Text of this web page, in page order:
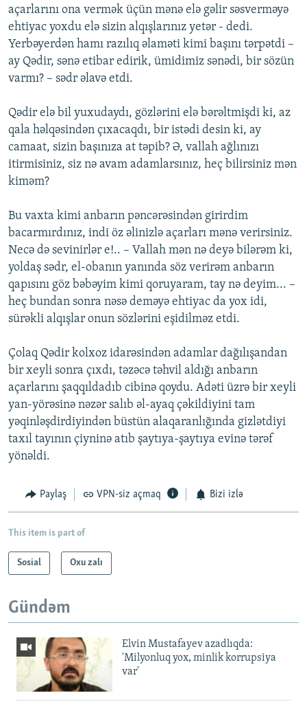
açarlarını ona vermək üçün mənə elə gəlir səsverməyə
ehtiyac yoxdu elə sizin alqışlarınız yetər - dedi.
Yerbəyerdən hamı razılıq əlaməti kimi başını tərpətdi –
ay Qədir, sənə etibar edirik, ümidimiz sənədi, bir sözün
varmı? – sədr əlavə etdi.
Qədir elə bil yuxudaydı, gözlərini elə bərəltmişdi ki, az
qala həlqəsindən çıxacaqdı, bir istədi desin ki, ay
camaat, sizin başınıza at təpib? Ə, vallah ağlınızı
itirmisiniz, siz nə avam adamlarsınız, heç bilirsiniz mən
kiməm?
Bu vaxta kimi anbarın pəncərəsindən girirdim
bacarmırdınız, indi öz əlinizlə açarları mənə verirsiniz.
Necə də sevinirlər e!.. – Vallah mən nə deyə bilərəm ki,
yoldaş sədr, el-obanın yanında söz verirəm anbarın
qapısını göz bəbəyim kimi qoruyaram, tay nə deyim... –
heç bundan sonra nəsə deməyə ehtiyac da yox idi,
sürəkli alqışlar onun sözlərini eşidilməz etdi.
Çolaq Qədir kolxoz idarəsindən adamlar dağılışandan
bir xeyli sonra çıxdı, təzəcə təhvil aldığı anbarın
açarlarını şaqqıldadıb cibinə qoydu. Adəti üzrə bir xeyli
yan-yörəsinə nəzər salıb əl-ayaq çəkildiyini tam
yəqinləşdirdiyindən büstün alaqaranlığında gizlətdiyi
taxıl tayının çiyninə atıb şaytıya-şaytıya evinə tərəf
yönəldi.
Paylaş VPN-siz açmaq Bizi izlə
This item is part of
Sosial Oxu zalı
Gündəm
Elvin Mustafayev azadlıqda:
'Milyonluq yox, minlik korrupsiya
var'